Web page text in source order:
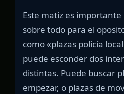
Este matiz es importante
sobre todo para el
como «plazas policía
puede esconder dos
distintas. Puede buscar
empezar, o plazas de